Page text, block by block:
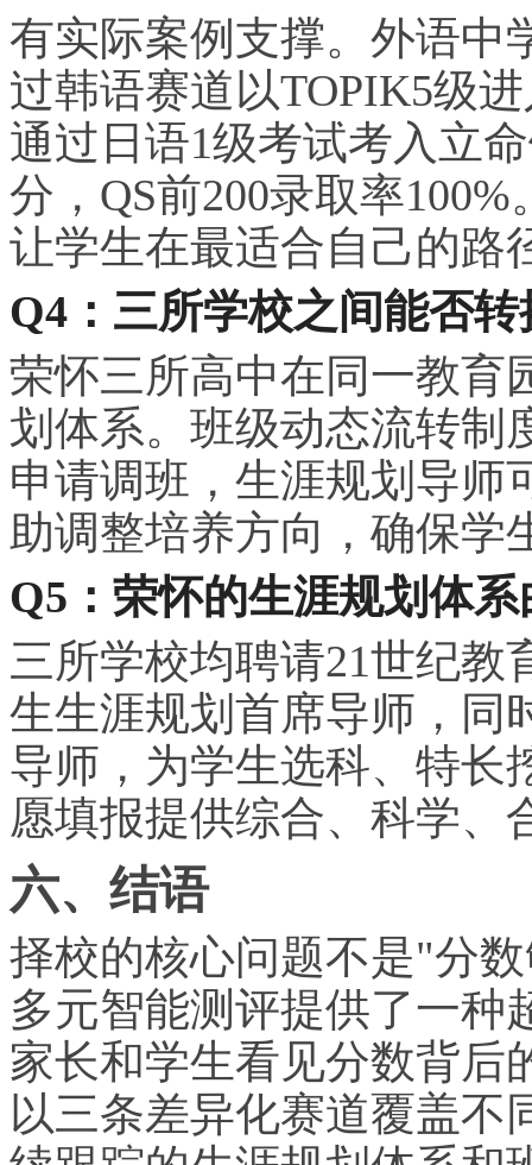
有实际案例支撑。外语中
过韩语赛道以TOPIK5级
通过日语1级考试考入立
分，QS前200录取率
让学生在最适合自己的路
Q4：三所学校之间能否
荣怀三所高中在同一教育
划体系。班级动态流转制
申请调班，生涯规划导师
助调整培养方向，确保学
Q5：荣怀的生涯规划体
三所学校均聘请21世纪教
生生涯规划首席导师，同
导师，为学生选科、特长
愿填报提供综合、科学、
六、结语
择校的核心问题不是"分
多元智能测评提供了一种
家长和学生看见分数背后
以三条差异化赛道覆盖不